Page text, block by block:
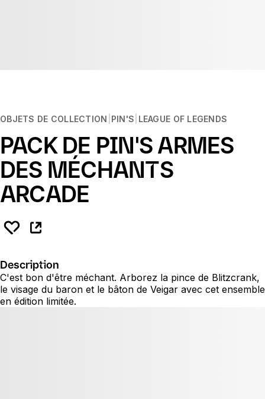
OBJETS DE COLLECTION PIN'S LEAGUE OF LEGENDS
PACK DE PIN'S ARMES
DES MÉCHANTS
ARCADE
Description
C'est bon d'être méchant. Arborez la pince de Blitzcrank,
le visage du baron et le bâton de Veigar avec cet ensemble
en édition limitée.